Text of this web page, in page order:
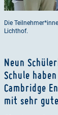
Die
Lichthof.
Neun
Schule
Cambridge
mit sehr